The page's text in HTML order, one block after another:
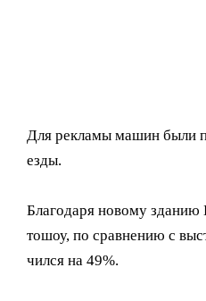
Для рекламы машин были
езды.
Благодаря новому зданию
тошоу, по сравнению с
чился на 49%.